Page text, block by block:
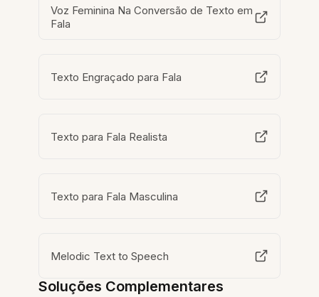
Voz Feminina Na Conversão de Texto em
Fala
Texto Engraçado para Fala
Texto para Fala Realista
Texto para Fala Masculina
Melodic Text to Speech
Soluções Complementares